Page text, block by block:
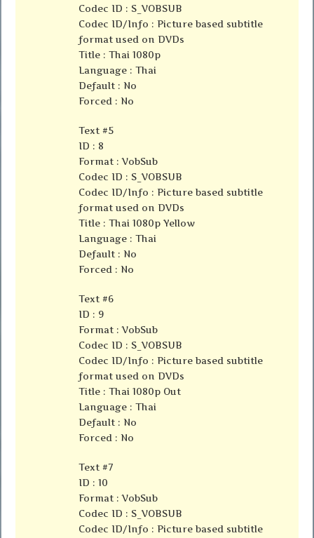
Codec ID : S_VOBSUB
Codec ID/Info : Picture based subtitle
format used on DVDs
Title : Thai 1080p
Language : Thai
Default : No
Forced : No
Text #5
ID : 8
Format : VobSub
Codec ID : S_VOBSUB
Codec ID/Info : Picture based subtitle
format used on DVDs
Title : Thai 1080p Yellow
Language : Thai
Default : No
Forced : No
Text #6
ID : 9
Format : VobSub
Codec ID : S_VOBSUB
Codec ID/Info : Picture based subtitle
format used on DVDs
Title : Thai 1080p Out
Language : Thai
Default : No
Forced : No
Text #7
ID : 10
Format : VobSub
Codec ID : S_VOBSUB
Codec ID/Info : Picture based subtitle